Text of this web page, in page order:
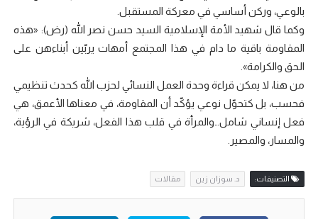
بالوعي، وركن أساسي في معركة المستقبل.
وكما قال شهيد الأمة الإسلامية السيد حسن نصر الله (رض): «هذه
المقاومة باقية ما دام في هذا المجتمع أمهات يربّين أبناءهن على
الحق والكرامة».
من هنا، لا يمكن قراءة وحدة العمل النسائي لحزب الله كحدث تنظيمي
فحسب، بل كتحوّل نوعي يؤكّد أن المقاومة، في معناها الأعمق، هي
فعل إنساني شامل…والمرأة في قلب هذا الفعل، شريكة في الرؤية،
والمسار، والمصير.
التصنيفات: د. سوزان زين مقالات